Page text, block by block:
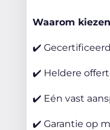
Waarom
✔️
✔️ Heldere
✔️ Eén vast
✔️ Garantie op